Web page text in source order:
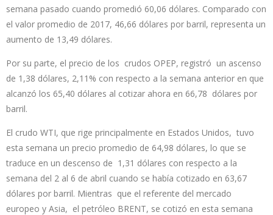
semana pasado cuando promedió 60,06 dólares. Comparado con
el valor promedio de 2017, 46,66 dólares por barril, representa un
aumento de 13,49 dólares.
Por su parte, el precio de los crudos OPEP, registró un ascenso
de 1,38 dólares, 2,11% con respecto a la semana anterior en que
alcanzó los 65,40 dólares al cotizar ahora en 66,78 dólares por
barril.
El crudo WTI, que rige principalmente en Estados Unidos, tuvo
esta semana un precio promedio de 64,98 dólares, lo que se
traduce en un descenso de 1,31 dólares con respecto a la
semana del 2 al 6 de abril cuando se había cotizado en 63,67
dólares por barril. Mientras que el referente del mercado
europeo y Asia, el petróleo BRENT, se cotizó en esta semana